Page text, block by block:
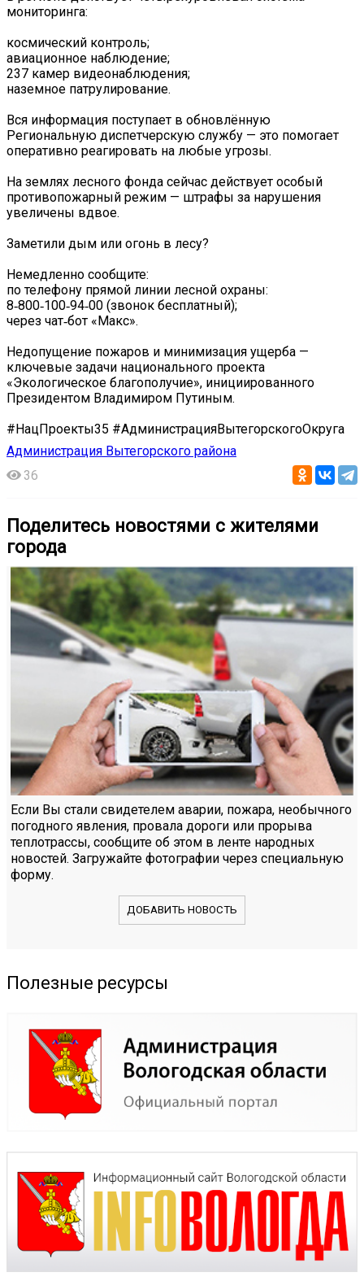
мониторинга:
космический контроль;
авиационное наблюдение;
237 камер видеонаблюдения;
наземное патрулирование.
Вся информация поступает в обновлённую
Региональную диспетчерскую службу — это помогает
оперативно реагировать на любые угрозы.
На землях лесного фонда сейчас действует особый
противопожарный режим — штрафы за нарушения
увеличены вдвое.
Заметили дым или огонь в лесу?
Немедленно сообщите:
по телефону прямой линии лесной охраны:
8‑800‑100‑94‑00 (звонок бесплатный);
через чат‑бот «Макс».
Недопущение пожаров и минимизация ущерба —
ключевые задачи национального проекта
«Экологическое благополучие», инициированного
Президентом Владимиром Путиным.
#НацПроекты35 #АдминистрацияВытегорскогоОкруга
Администрация Вытегорского района
36
Поделитесь новостями с жителями
города
Если Вы стали свидетелем аварии, пожара, необычного
погодного явления, провала дороги или прорыва
теплотрассы, сообщите об этом в ленте народных
новостей. Загружайте фотографии через специальную
форму.
ДОБАВИТЬ НОВОСТЬ
Полезные ресурсы